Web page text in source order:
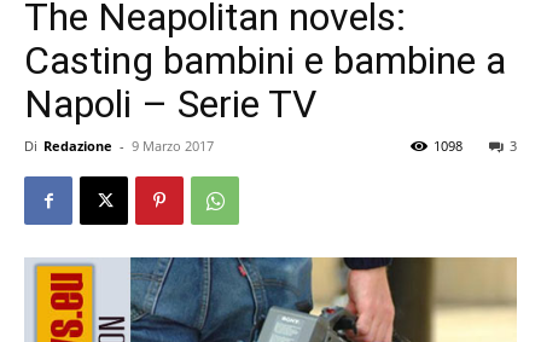
The Neapolitan novels:
Casting bambini e bambine a
Napoli – Serie TV
Di Redazione - 9 Marzo 2017 3
1098